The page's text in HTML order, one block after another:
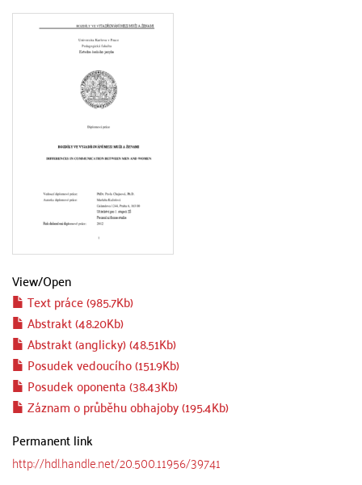
View/Open
Text práce (985.7Kb)
Abstrakt (48.20Kb)
Abstrakt (anglicky) (48.51Kb)
Posudek vedoucího (151.9Kb)
Posudek oponenta (38.43Kb)
Záznam o průběhu obhajoby (195.4Kb)
Permanent link
http://hdl.handle.net/20.500.11956/39741